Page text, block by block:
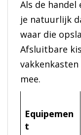
Als de
je natuurlijk
waar die
Afsluitbare
mee.
Equipemen
t